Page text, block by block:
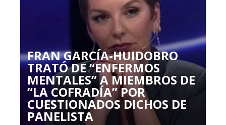
FRAN GARCÍA-HUIDOBRO
TRATÓ DE “ENFERMOS
MENTALES” A MIEMBROS DE
“LA COFRADÍA” POR
CUESTIONADOS DICHOS DE
PANELISTA